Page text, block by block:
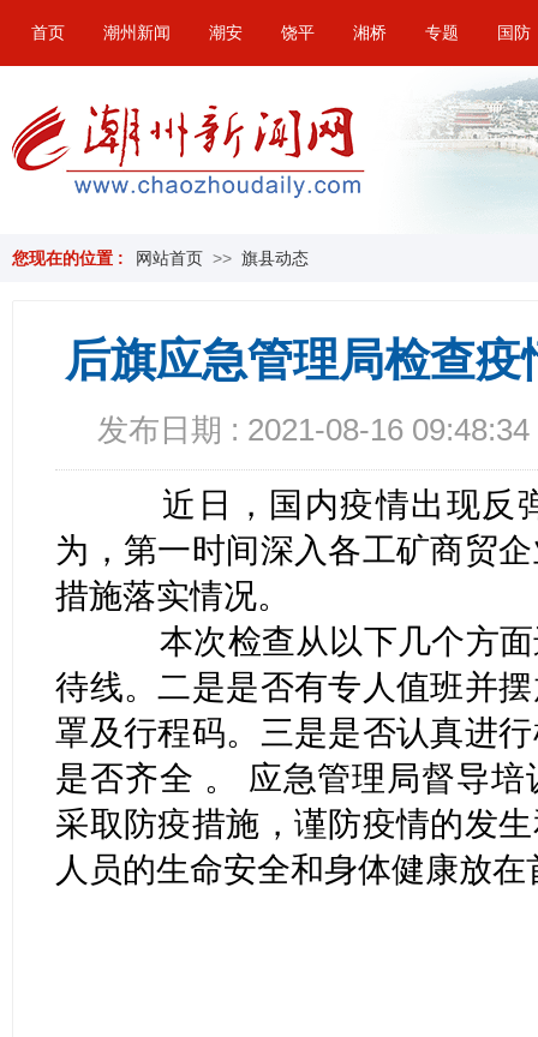
首页 潮州新闻 潮安 饶平 湘桥 专题 国防
您现在的位置 : 网站首页 >> 旗县动态
后旗应急管理局检查
发布日期 : 2021-08-16 09:48:34
近日，国内疫情出现反
为，第一时间深入各工矿商贸
措施落实情况。
本次检查从以下几个方面
待线。二是是否有专人值班并
罩及行程码。三是是否认真进
是否齐全 。 应急管理局督导
采取防疫措施，谨防疫情的发
人员的生命安全和身体健康放在